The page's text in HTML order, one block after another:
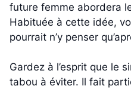
future femme abordera
Habituée à cette idée,
pourrait n’y penser
Gardez à l’esprit que le
tabou à éviter. Il fait